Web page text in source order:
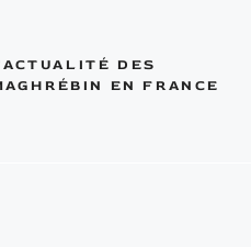
DES
EN FRANCE